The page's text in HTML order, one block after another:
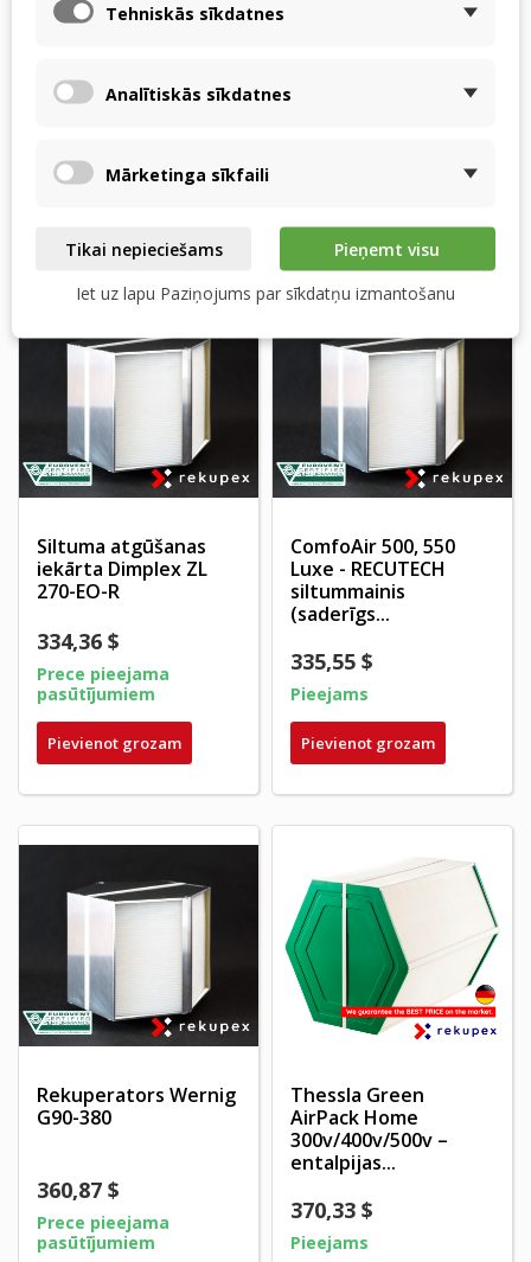
Tecalor TVZ 280, TVZ
329,22 $
RECUTECH entalpijas
Siltuma atgūšanas
iekārta Dimplex ZL
270-EO-R
334,36 $
Prece pieejama
pasūtījumiem
Pievienot grozam
ComfoAir 500, 550
Luxe - RECUTECH
siltummainis
(saderīgs...
335,55 $
Pieejams
Pievienot grozam
Rekuperators Wernig
G90-380
360,87 $
Prece pieejama
pasūtījumiem
Thessla Green
AirPack Home
300v/400v/500v –
entalpijas...
370,33 $
Pieejams
Tehniskās sīkdatnes
Analītiskās sīkdatnes
Mārketinga sīkfaili
Tikai nepieciešams
Pieņemt visu
Iet uz lapu Paziņojums par sīkdatņu izmantošanu